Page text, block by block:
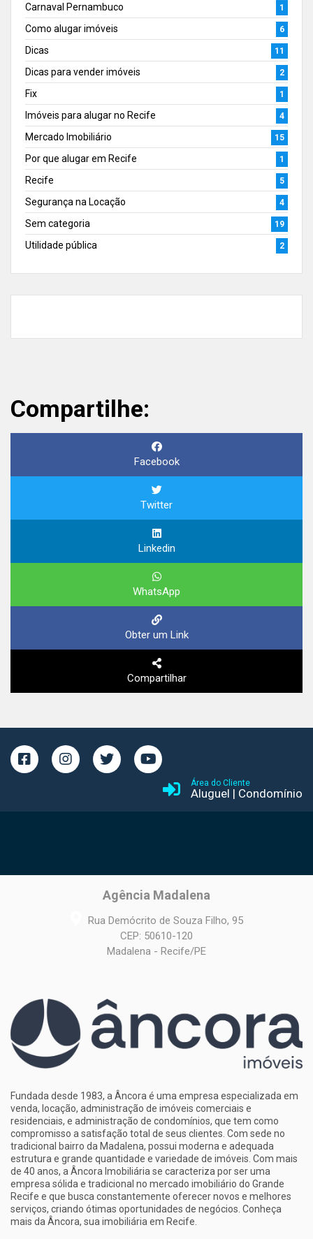
Carnaval Pernambuco 1
Como alugar imóveis 6
Dicas 11
Dicas para vender imóveis 2
Fix 1
Imóveis para alugar no Recife 4
Mercado Imobiliário 15
Por que alugar em Recife 1
Recife 5
Segurança na Locação 4
Sem categoria 19
Utilidade pública 2
Compartilhe:
Facebook
Twitter
Linkedin
WhatsApp
Obter um Link
Compartilhar
Área do Cliente
Aluguel | Condomínio
Agência Madalena
Rua Demócrito de Souza Filho, 95
CEP: 50610-120
Madalena - Recife/PE
Fundada desde 1983, a Âncora é uma empresa especializada em
venda, locação, administração de imóveis comerciais e
residenciais, e administração de condomínios, que tem como
compromisso a satisfação total de seus clientes. Com sede no
tradicional bairro da Madalena, possui moderna e adequada
estrutura e grande quantidade e variedade de imóveis. Com mais
de 40 anos, a Âncora Imobiliária se caracteriza por ser uma
empresa sólida e tradicional no mercado imobiliário do Grande
Recife e que busca constantemente oferecer novos e melhores
serviços, criando ótimas oportunidades de negócios. Conheça
mais da Âncora, suaimobiliária em Recife.